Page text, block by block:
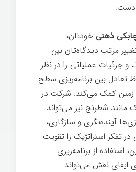
ذهنی خودتان،
مرتب دیدگاه‌تان بین
و جزئیات عملیاتی را در نظر
تعادل بین برنامه‌ریزی سطح
زمین کمک می‌کند. شرکت در
مانند شطرنج نیز می‌تواند
آینده‌نگری و سازگاری،
تفکر استراتژیک را تقویت
استفاده از برنامه‌ریزی
ایفای نقش می‌تواند